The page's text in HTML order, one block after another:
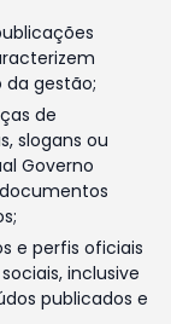
gestão;
de
slogans ou
Governo
e perfis oficiais
inclusive
publicados e